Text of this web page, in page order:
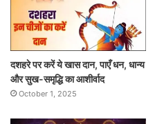
दशहरे पर करें ये खास दान, पाएँ धन, धान्य
और सुख-समृद्धि का आशीर्वाद
October 1, 2025